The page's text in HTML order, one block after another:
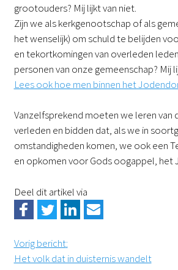
grootouders? Mij lijkt van niet.
Zijn we als kerkgenootschap of als
het wenselijk) om schuld te belijden
en tekortkomingen van overleden
personen van onze gemeenschap? Mij
Lees ook hoe men binnen het
Vanzelfsprekend moeten we leren van
verleden en bidden dat, als we in
omstandigheden komen, we ook een
en opkomen voor Gods oogappel, het
Deel dit artikel via
Vorig bericht:
Het volk dat in duisternis wandelt